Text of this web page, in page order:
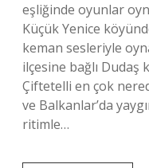
eşliğinde oyunlar
Küçük Yenice
keman sesleriyle
ilçesine bağlı Dudaş
Çiftetelli en çok
ve Balkanlar’da
ritimle…